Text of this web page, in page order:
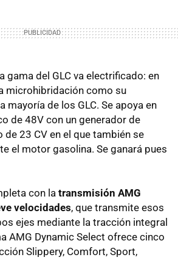
gama del GLC va electrificado: en
microhibridación como su
mayoría de los GLC. Se apoya en
de 48V con un generador de
de 23 CV en el que también se
el motor gasolina. Se ganará pues
con la transmisión AMG
velocidades, que transmite esos
ejes mediante la tracción integral
AMG Dynamic Select ofrece cinco
Slippery, Comfort, Sport,